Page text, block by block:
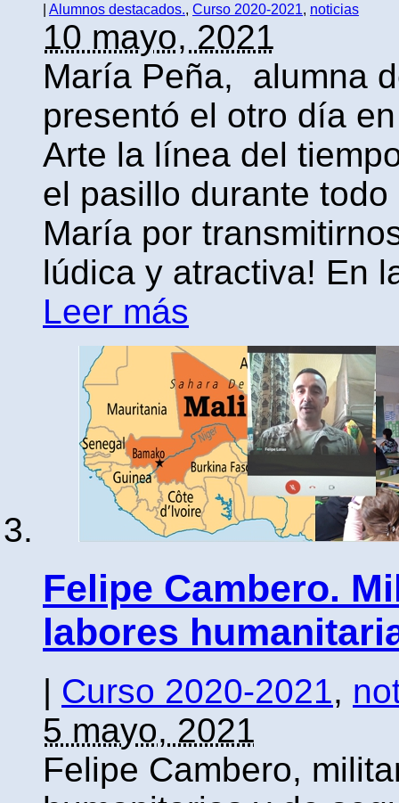
Alumnos destacados., Curso 2020-2021, noticias
10 mayo, 2021
María Peña, alumna
presentó el otro día
Arte la línea del
el pasillo durante
María por
lúdica y atractiva! En
Leer más
Felipe Cambero.
labores
| Curso 2020-2021,
5 mayo, 2021
Felipe Cambero,